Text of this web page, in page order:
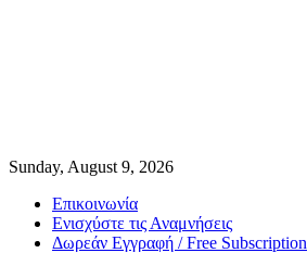
Sunday, August 9, 2026
Επικοινωνία
Ενισχύστε τις Αναμνήσεις
Δωρεάν Εγγραφή / Free Subscription